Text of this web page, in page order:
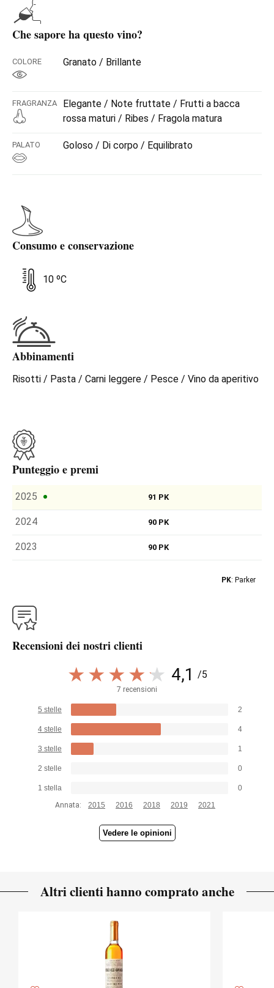
Che sapore ha questo vino?
COLORE Granato / Brillante
FRAGRANZA
Elegante / Note fruttate / Frutti a bacca
rossa maturi / Ribes / Fragola matura
PALATO Goloso / Di corpo / Equilibrato
Consumo e conservazione
10 ºC
Abbinamenti
Risotti / Pasta / Carni leggere / Pesce / Vino da aperitivo
Punteggio e premi
2025 91 PK
2024 90 PK
2023 90 PK
PK: Parker
Recensioni dei nostri clienti
4,1 /5
7 recensioni
5 stelle 2
4 stelle 4
3 stelle 1
2 stelle 0
1 stella
0
Annata:
2015 2016 2018 2019 2021
Vedere le opinioni
Altri clienti hanno comprato anche